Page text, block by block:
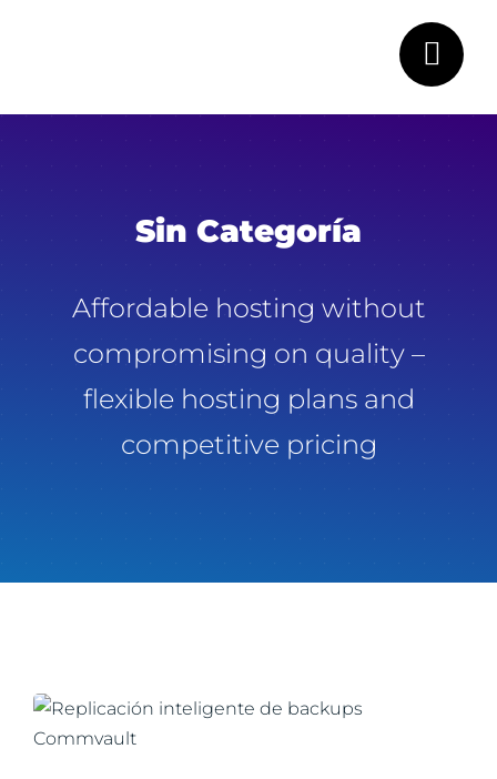
Sin Categoría
Affordable hosting without
compromising on quality –
flexible hosting plans and
competitive pricing